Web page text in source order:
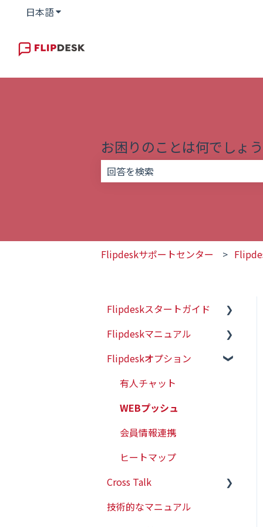
日本語翻訳のサブメニューを表示
お困りのことは何でしょ
Flipdeskサポートセンター
Flipdeskスタートガイド
初めての方はこちら
初期設定（タグ設置）
Flipdeskマニュアル
シナリオ
配信ターゲットの設定
各種タグの仕様
レポート管理
各種設定
アラート機能
AI機能
Flipdeskオプション
有人チャット
WEBプッシュ
会員情報連携
ヒートマップ
Cross Talk
スタートガイド
技術的なマニュアル